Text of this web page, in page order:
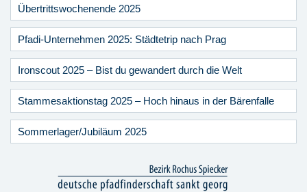
Übertrittswochenende 2025
Pfadi-Unternehmen 2025: Städtetrip nach Prag
Ironscout 2025 – Bist du gewandert durch die Welt
Stammesaktionstag 2025 – Hoch hinaus in der Bärenfalle
Sommerlager/Jubiläum 2025